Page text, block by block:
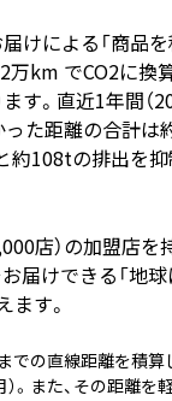
けによる「商品
万km でCO2に換
す。直近1年間（
った距離の合計
約108tの排出を抑
店）の加盟店
届けできる「地
ます。
の直線距離を積算
。また、その距離